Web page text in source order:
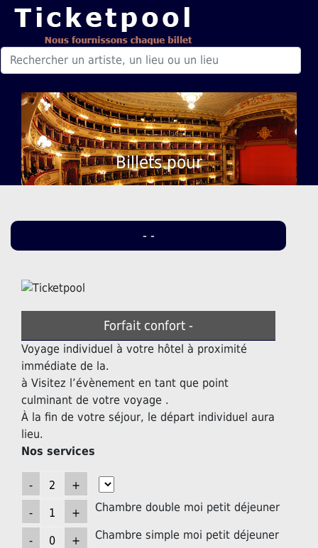
Billets pour
- -
Forfait confort -
Voyage individuel à votre hôtel à proximité
immédiate de la.
à Visitez l’évènement en tant que point
culminant de votre voyage .
À la fin de votre séjour, le départ individuel aura
lieu.
Nos services
Chambre double moi petit déjeuner
Chambre simple moi petit déjeuner